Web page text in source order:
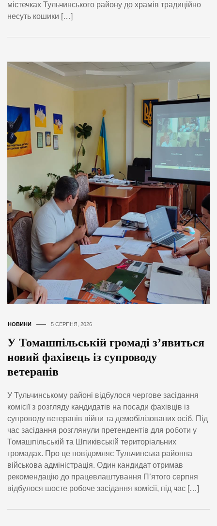
містечках Тульчинського району до храмів традиційно
несуть кошики […]
НОВИНИ 5 СЕРПНЯ, 2026
У Томашпільській громаді з’явиться
новий фахівець із супроводу
ветеранів
У Тульчинському районі відбулося чергове засідання
комісії з розгляду кандидатів на посади фахівців із
супроводу ветеранів війни та демобілізованих осіб. Під
час засідання розглянули претендентів для роботи у
Томашпільській та Шпиківській територіальних
громадах. Про це повідомляє Тульчинська районна
військова адміністрація. Один кандидат отримав
рекомендацію до працевлаштування П’ятого серпня
відбулося шосте робоче засідання комісії, під час […]